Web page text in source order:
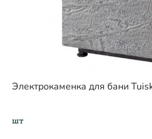
Электрокаменка для бани
шт